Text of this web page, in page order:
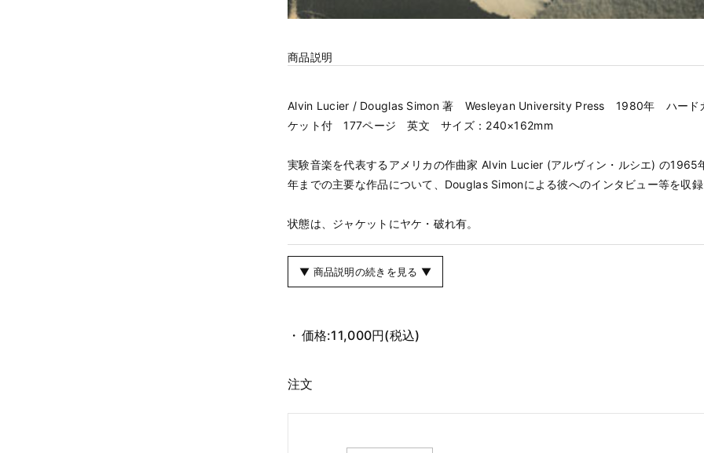
商品説明
Alvin Lucier / Douglas Simon 著 Wesleyan University Press 1980年 ハード
ケット付 177ページ 英文 サイズ：240×162mm
実験音楽を代表するアメリカの作曲家 Alvin Lucier (アルヴィン・ルシエ) の1965
年までの主要な作品について、Douglas Simonによる彼へのインタビュー等を収録
状態は、ジャケットにヤケ・破れ有。
▼ 商品説明の続きを見る ▼
価格:11,000円(税込)
注文